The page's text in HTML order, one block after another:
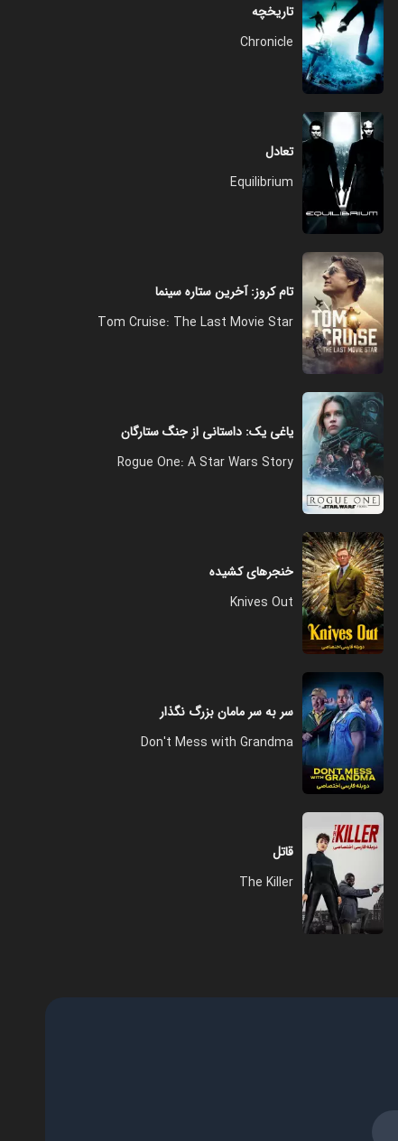
تاریخچه
Chronicle
تعادل
Equilibrium
تام کروز: آخرین ستاره سینما
Tom Cruise: The Last Movie Star
یاغی یک: داستانی از جنگ ستارگان
Rogue One: A Star Wars Story
خنجرهای کشیده
Knives Out
سر به سر مامان بزرگ نگذار
Don't Mess with Grandma
قاتل
The Killer